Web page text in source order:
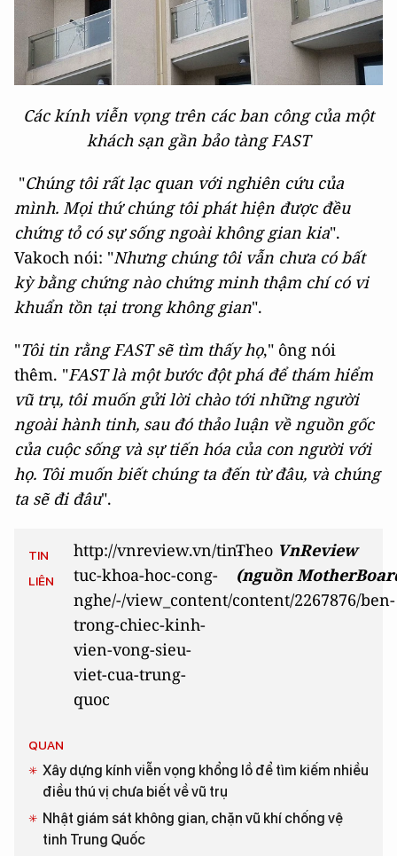
Các kính viễn vọng trên các ban công của một
khách sạn gần bảo tàng FAST
"Chúng tôi rất lạc quan với nghiên cứu của
mình. Mọi thứ chúng tôi phát hiện được đều
chứng tỏ có sự sống ngoài không gian kia".
Vakoch nói: "Nhưng chúng tôi vẫn chưa có bất
kỳ bằng chứng nào chứng minh thậm chí có vi
khuẩn tồn tại trong không gian".
"Tôi tin rằng FAST sẽ tìm thấy họ," ông nói
thêm. "FAST là một bước đột phá để thám hiểm
vũ trụ, tôi muốn gửi lời chào tới những người
ngoài hành tinh, sau đó thảo luận về nguồn gốc
của cuộc sống và sự tiến hóa của con người với
họ. Tôi muốn biết chúng ta đến từ đâu, và chúng
ta sẽ đi đâu".
Theo VnReview
(nguồn
http://vnreview.vn/tin-
tuc-khoa-hoc-cong-
nghe/-/view_content/content/2267876/ben-
trong-chiec-kinh-
vien-vong-sieu-
viet-cua-trung-
quoc
TIN
LIÊN
QUAN
Xây dựng kính viễn vọng khổng lồ để tìm kiếm nhiều
điều thú vị chưa biết về vũ trụ
Nhật giám sát không gian, chặn vũ khí chống vệ
tinh Trung Quốc